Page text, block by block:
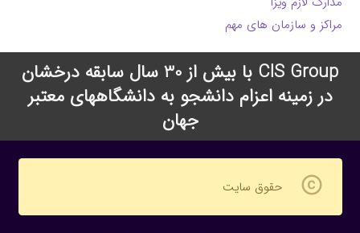
مراکز و سازمان های مهم
CIS Group با بیش از 30 سال سابقه درخشان
در زمینه اعزام دانشجو به دانشگاههای معتبر
جهان
copyright حقوق سایت